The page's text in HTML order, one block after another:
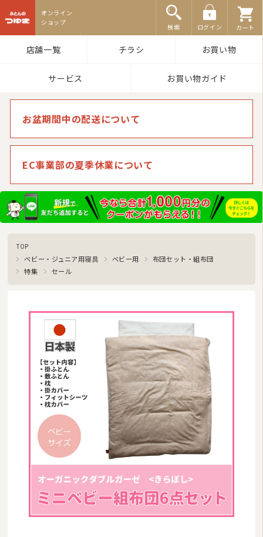
検索 ログイン カート
店舗一覧 チラシ お買い物
サービス お買い物ガイド
お盆期間中の配送について
EC事業部の夏季休業について
TOP
ベビー・ジュニア用寝具 ベビー用
布団セット・組布団
特集
セール